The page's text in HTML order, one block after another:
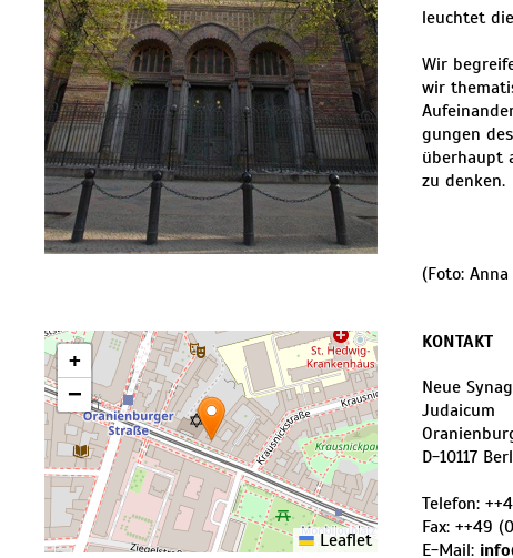
leuchtet
Wir
wir
gungen
überhaupt
zu denken.
(Foto:
+
−
Leaflet
KONTAKT
Neue
Judaicum
D-10117
Telefon:
Fax: ++49
E-Mail: